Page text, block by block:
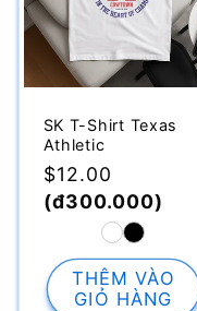
SK T-Shirt Texas
Athletic
Giá
thông
thường
$12.00
(đ300.000)
THÊM VÀO
GIỎ HÀNG